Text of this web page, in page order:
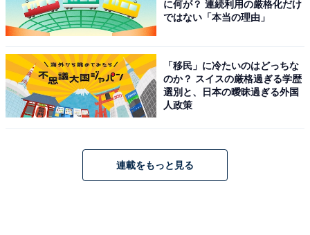
歩が楽しめます。大花壇の散策路は一方通行でお楽しみ
ください。
に何が？ 連続利用の厳格化だけ
ではない「本当の理由」
「移民」に冷たいのはどっちな
のか？ スイスの厳格過ぎる学歴
選別と、日本の曖昧過ぎる外国
人政策
連載をもっと見る